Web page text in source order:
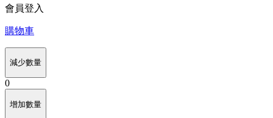
會員登入
購物車
減少數量
0
增加數量